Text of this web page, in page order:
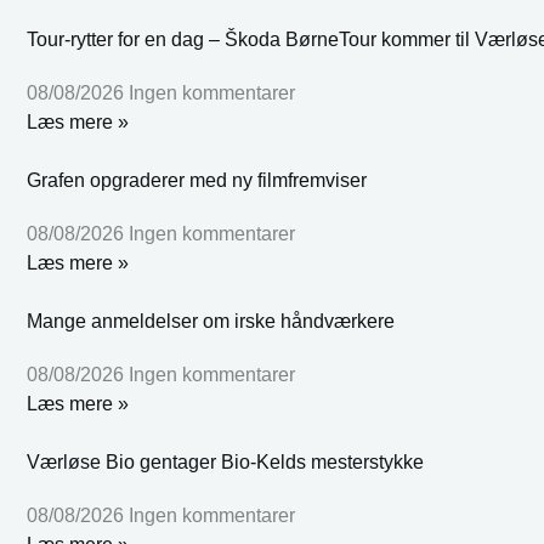
Tour-rytter for en dag – Škoda BørneTour kommer til
08/08/2026 Ingen kommentarer
Læs mere »
Grafen opgraderer med ny filmfremviser
08/08/2026 Ingen kommentarer
Læs mere »
Mange anmeldelser om irske håndværkere
08/08/2026 Ingen kommentarer
Læs mere »
Værløse Bio gentager Bio-Kelds mesterstykke
08/08/2026 Ingen kommentarer